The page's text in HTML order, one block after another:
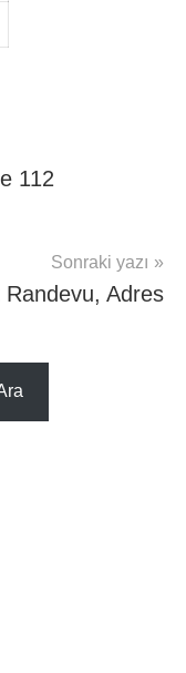
112
Sonraki yazı
Adres